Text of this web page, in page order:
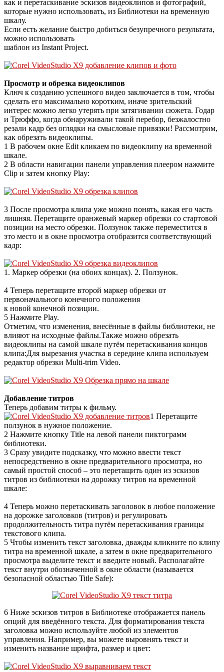
как и перетаскивание эскизов видеоклипов и фотографий,
которые нужно использовать, из Библиотеки на временную
шкалу.
Если есть желание быстро добиться безупречного результата,
можно использовать
шаблон из Instant Project.
Просмотр и обрезка видеоклипов
Ключ к созданию успешного видео заключается в том, чтобы
сделать его максимально коротким, иначе зрительский
интерес можно легко утерять при затягивании сюжета. Годар
и Трюффо, когда обнаруживали такой перебор, безжалостно
резали кадр без оглядки на смысловые привязки! Рассмотрим,
как обрезать видеоклипы.
1 В рабочем окне Edit кликаем по видеоклипу на временной
шкале.
2 В области навигации панели управления плеером нажмите
Clip и затем кнопку Play:
3 После просмотра клипа уже можно понять, какая его часть
лишняя. Перетащите оранжевый маркер обрезки со стартовой
позиции на место обрезки. Ползунок также переместится в
это место и в окне просмотра отобразится соответствующий
кадр:
1. Маркер обрезки (на обоих концах). 2. Ползунок.
4 Теперь перетащите второй маркер обрезки от
первоначального конечного положения
к новой конечной позиции.
5 Нажмите Play.
Отметим, что изменения, внесённые в файлы библиотеки, не
влияют на исходные файлы.Также можно обрезать
видеоклипы на самой шкале путём перетаскивания концов
клипа:Для вырезания участка в середине клипа используем
редактор обрезки Multi-trim Video.
Добавление титров
Теперь добавим титры к фильму.
1 Перетащите
ползунок в нужное положение.
2 Нажмите кнопку Title на левой панели пиктограмм
библиотеки.
3 Сразу увидите подсказку, что можно ввести текст
непосредственно в окне предварительного просмотра, но
самый простой способ – это перетащить один из эскизов
титров из библиотеки на дорожку титров на временной
шкале:
4 Теперь можно перетаскивать заголовок в любое положение
на дорожке заголовков (титров) и регулировать
продолжительность титра путём перетаскивания границы
текстового клипа.
5 Чтобы изменить текст заголовка, дважды кликните по клипу
титра на временной шкале, а затем в окне предварительного
просмотра выделите текст и введите новый. Располагайте
текст внутри обозначенной в окне области (называется
безопасной областью Title Safe):
6 Ниже эскизов титров в Библиотеке отображается панель
опций для введённого текста. Для форматирования текста
заголовка можно используйте любой из элементов
управления. Например, вы можете выровнять текст и
изменить название шрифта, размер и цвет: